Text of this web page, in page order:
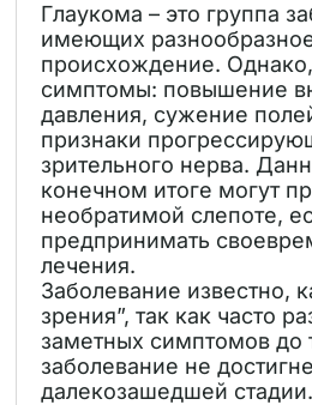
Глаукома – это группа
имеющих
происхождение.
симптомы: повышение
давления, сужение
признаки
зрительного нерва.
конечном итоге могут
необратимой слепоте,
предпринимать
лечения.
Заболевание известно,
зрения”, так как часто
заметных симптомов до
заболевание не
далекозашедшей стадии.